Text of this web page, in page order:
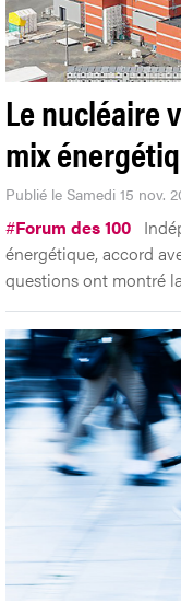
Le nucléaire
mix
Publié le Samedi 15 nov.
#Forum des 100
énergétique, accord
questions ont montré